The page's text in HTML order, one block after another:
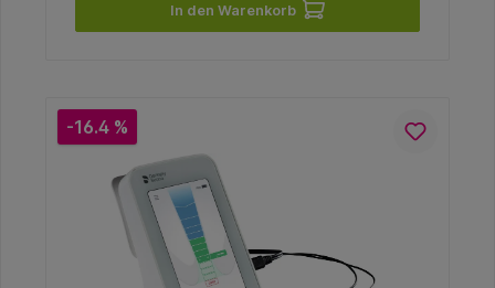
In den Warenkorb
-16.4 %